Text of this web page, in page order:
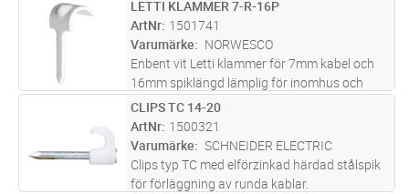
plastbelagd klammer som med sin smäckra
design och utformning ger en diskret ins
mer
FP Lägg i kundvagn
LETTI KLAMMER 7-R-16P
ArtNr 1501741
Varumärke
NORWESCO
Enbent vit Letti klammer för 7mm kabel och
16mm spiklängd lämplig för inomhus och
utomhusinstallation. Elförzinkad och
plastbelagd klammer som med sin smäckra
design och utformning ger en diskret ins
mer
FP Lägg i kundvagn
CLIPS TC 14-20
ArtNr 1500321
Varumärke
SCHNEIDER ELECTRIC
Clips typ TC med elförzinkad härdad stålspik
för förläggning av runda kablar.